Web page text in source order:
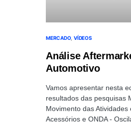
MERCADO VÍDEOS
Análise
Automotivo
Vamos apresentar nesta
resultados das pesquisas
Movimento das Atividades
Acessórios e ONDA -